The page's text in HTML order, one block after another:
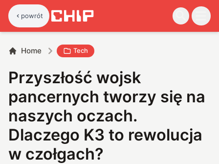
powrót
Home Tech
Przyszłość wojsk
pancernych tworzy się na
naszych oczach.
Dlaczego K3 to rewolucja
w czołgach?